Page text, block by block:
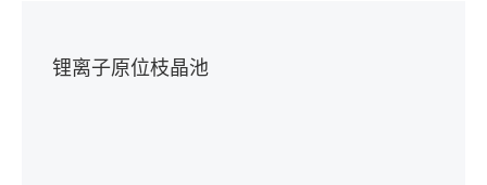
锂离子原位枝晶池